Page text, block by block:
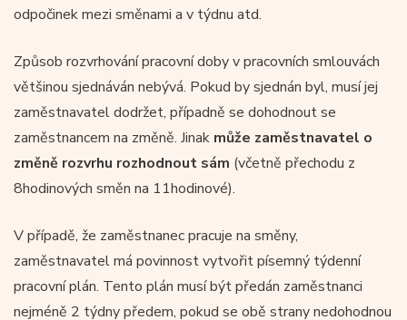
odpočinek mezi směnami a v týdnu atd.
Způsob rozvrhování pracovní doby v pracovních smlouvách
většinou sjednáván nebývá. Pokud by sjednán byl, musí jej
zaměstnavatel dodržet, případně se dohodnout se
zaměstnancem na změně. Jinak může zaměstnavatel o
změně rozvrhu rozhodnout sám (včetně přechodu z
8hodinových směn na 11hodinové).
V případě, že zaměstnanec pracuje na směny,
zaměstnavatel má povinnost vytvořit písemný týdenní
pracovní plán. Tento plán musí být předán zaměstnanci
nejméně 2 týdny předem, pokud se obě strany nedohodnou